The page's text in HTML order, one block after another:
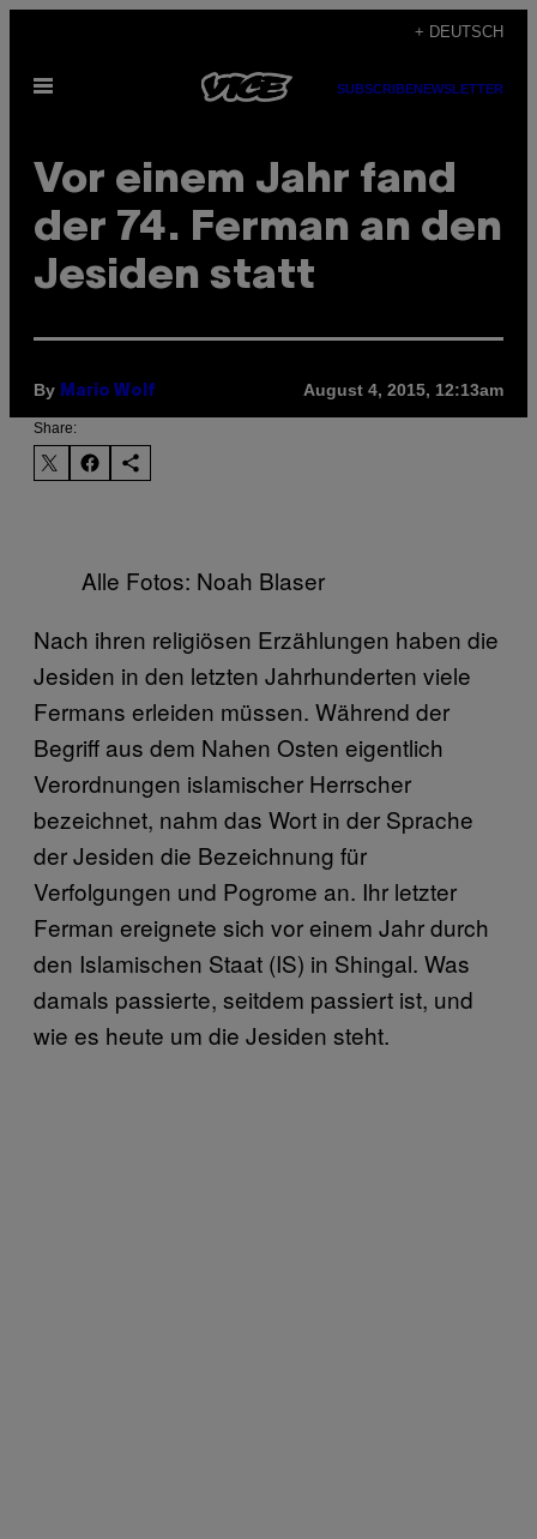
content
+ DEUTSCH
Open
SUBSCRIBENEWSLETTER
Vor einem Jahr fand
der 74. Ferman an den
Jesiden statt
By Mario Wolf August 4, 2015, 12:13am
Share:
Alle Fotos: Noah Blaser
Nach ihren religiösen Erzählungen haben die
Jesiden in den letzten Jahrhunderten viele
Fermans erleiden müssen. Während der
Begriff aus dem Nahen Osten eigentlich
Verordnungen islamischer Herrscher
bezeichnet, nahm das Wort in der Sprache
der Jesiden die Bezeichnung für
Verfolgungen und Pogrome an. Ihr letzter
Ferman ereignete sich vor einem Jahr durch
den Islamischen Staat (IS) in Shingal. Was
damals passierte, seitdem passiert ist, und
wie es heute um die Jesiden steht.